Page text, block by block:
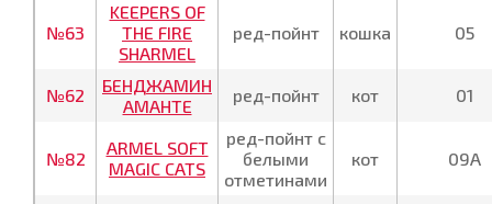
№63
KEEPERS OF
THE FIRE
SHARMEL
ред-пойнт кошка 05
№62
БЕНДЖАМИН
АМАНТЕ
ред-пойнт кот 01
№82
ARMEL SOFT
MAGIC CATS
ред-пойнт с
белыми
отметинами
кот 09А